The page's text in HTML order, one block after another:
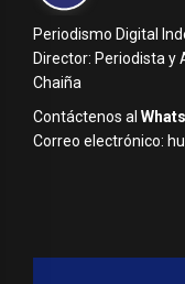
Periodismo Digital
Director: Periodista y
Chaiña
Contáctenos al
Correo electrónico: